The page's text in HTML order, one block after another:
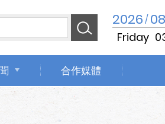
2026/08
Friday
合作媒體